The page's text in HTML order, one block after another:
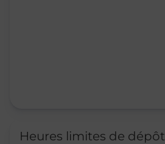
Heures limites de dépôt